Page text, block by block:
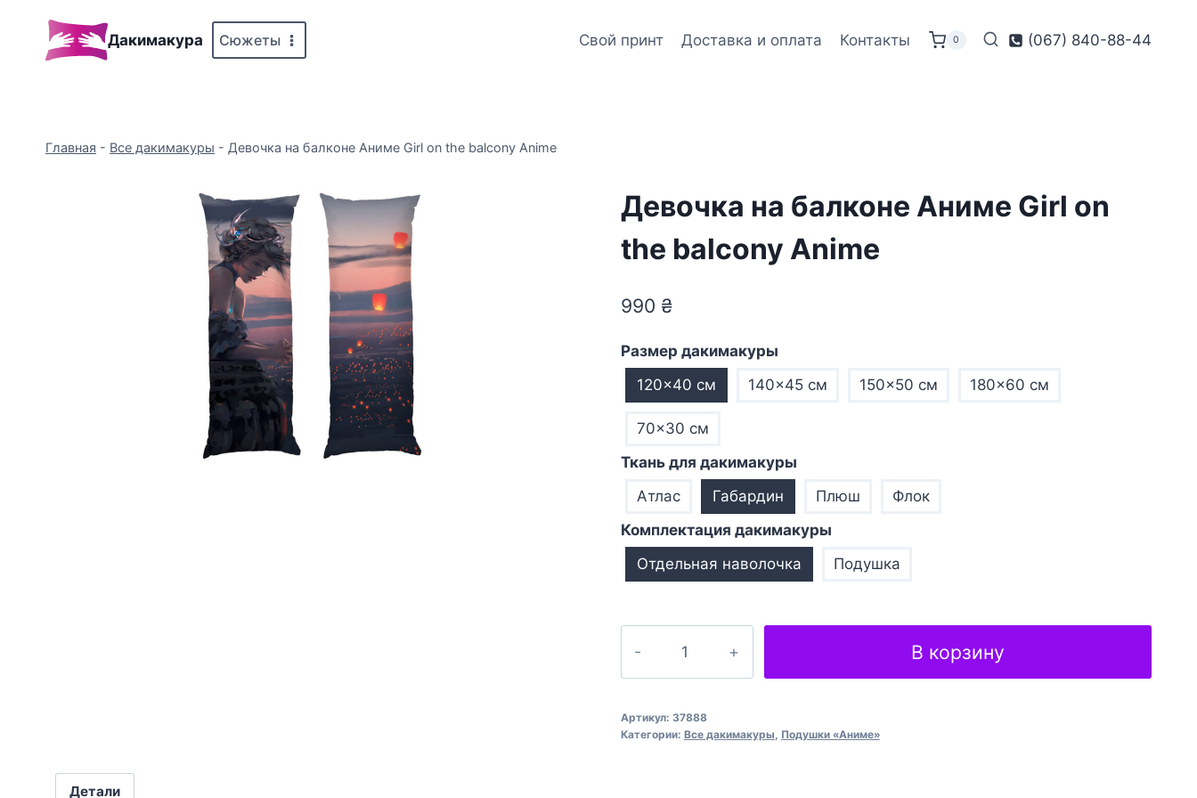
содержимому
Дакимакура Сюжеты Свой принт Доставка и оплата Контакты 0 (067) 840-88-44
Главная - Все дакимакуры - Девочка на балконе Аниме Girl on the balcony Anime
Девочка на балконе Аниме Girl on
the balcony Anime
990 ₴
Размер дакимакуры
120×40 см
140×45 см 150×50 см 180×60 см
70×30 см
Ткань для дакимакуры
Атлас
Габардин Плюш
Флок
Комплектация дакимакуры
Отдельная наволочка
Подушка
на
балконі
В корзину
Артикул: 37888
Категории: Все дакимакуры, Подушки «Аниме»
Детали